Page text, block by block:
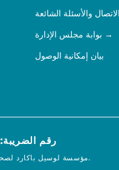
والأسئلة الشائعة
بوابة مجلس الإدارة
بيان إمكانية الوصول
رقم الضريبة: 77-0440090
© 2026 مؤسسة لوسيل باكارد لصحة الأطفال.